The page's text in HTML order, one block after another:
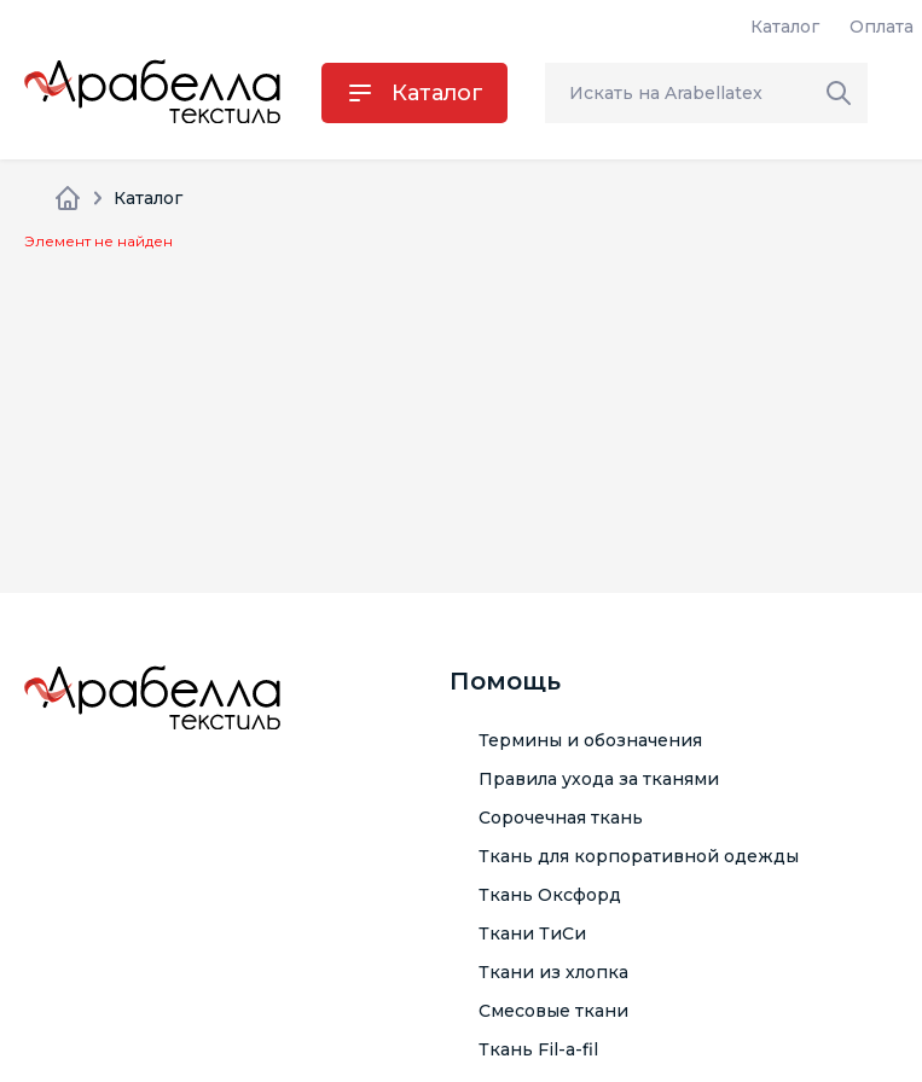
Каталог Оплата
Каталог
Каталог
Элемент не найден
Помощь
Термины и обозначения
Правила ухода за тканями
Сорочечная ткань
Ткань для корпоративной одежды
Ткань Оксфорд
Ткани ТиСи
Ткани из хлопка
Смесовые ткани
Ткань Fil-a-fil